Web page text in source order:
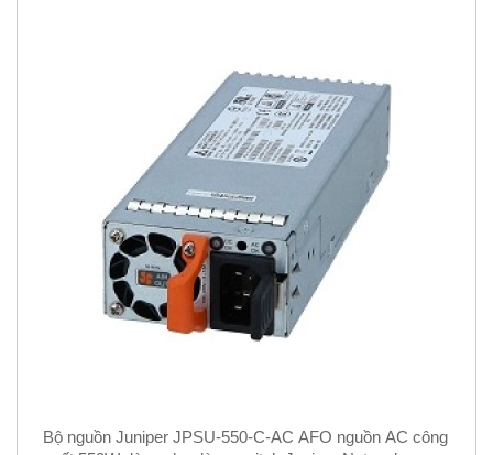
Bộ nguồn Juniper JPSU-550-C-AC AFO nguồn AC công